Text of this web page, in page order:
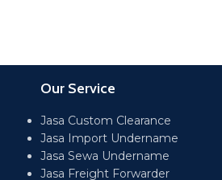
Our Service
Jasa Custom Clearance
Jasa Import Undername
Jasa Sewa Undername
Jasa Freight Forwarder